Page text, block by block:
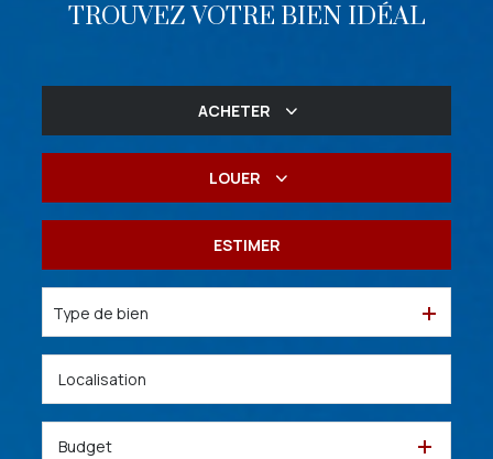
TROUVEZ VOTRE BIEN IDÉAL
ACHETER
De l'immo pro
LOUER
De l'immo pro
ESTIMER
Type de bien
Budget